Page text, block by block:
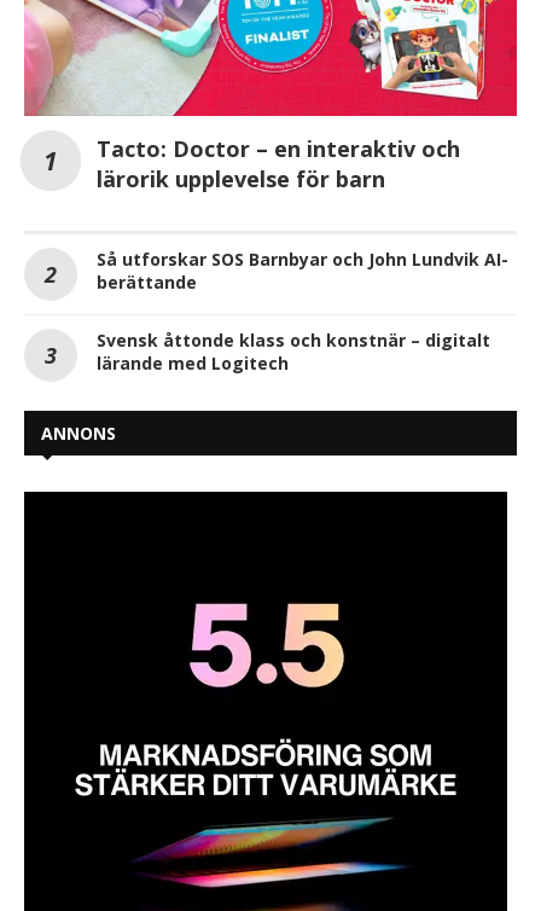
Tacto: Doctor – en interaktiv och
lärorik upplevelse för barn
Så utforskar SOS Barnbyar och John Lundvik AI-
berättande
Svensk åttonde klass och konstnär – digitalt
lärande med Logitech
ANNONS